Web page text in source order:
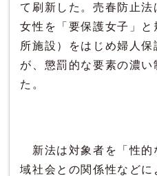
て刷新した。売春防止
女性を「要保護女子」と
所施設）をはじめ婦人
が、懲罰的な要素の濃い
た。
新法は対象者を「性的
域社会との関係性など